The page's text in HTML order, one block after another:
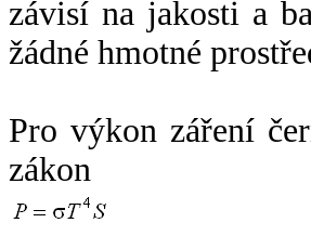
závisí na jakosti a
žádné hmotné
Pro výkon záření
zákon